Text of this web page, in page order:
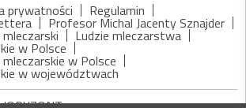
prywatności Regulamin
Profesor Michal Jacenty Sznajder
Ludzie mleczarstwa
w Polsce
w Polsce
w województwach